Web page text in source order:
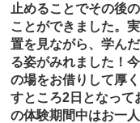
止めることでその後
ことができました。
置を見ながら、学ん
る姿がみれました！
の場をお借りして厚
すところ2日となって
の体験期間中はお一